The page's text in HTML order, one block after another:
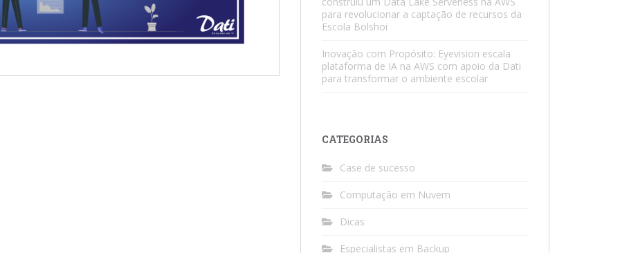
para revolucionar a captação de recursos da
Escola Bolshoi
Inovação com Propósito: Eyevision escala
plataforma de IA na AWS com apoio da Dati
para transformar o ambiente escolar
CATEGORIAS
Case de sucesso
Computação em Nuvem
Dicas
Especialistas em Backup